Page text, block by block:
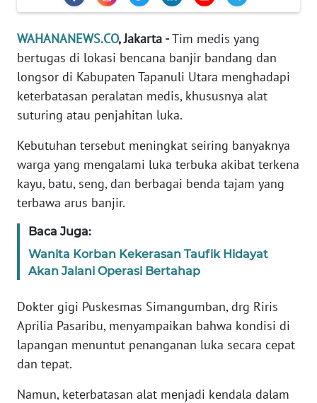
WAHANANEWS.CO, Jakarta -Tim medis yang
bertugas di lokasi bencana banjir bandang dan
longsor di Kabupaten Tapanuli Utara menghadapi
keterbatasan peralatan medis, khususnya alat
suturing atau penjahitan luka.
Kebutuhan tersebut meningkat seiring banyaknya
warga yang mengalami luka terbuka akibat terkena
kayu, batu, seng, dan berbagai benda tajam yang
terbawa arus banjir.
Baca Juga:
Wanita Korban Kekerasan Taufik Hidayat
Akan Jalani Operasi Bertahap
Dokter gigi Puskesmas Simangumban, drg Riris
Aprilia Pasaribu, menyampaikan bahwa kondisi di
lapangan menuntut penanganan luka secara cepat
dan tepat.
Namun, keterbatasan alat menjadi kendala dalam
INDEKS
KONTAK
KAMI
INFO
TENTANG
KAMI
MEDIA
SIBER
REDAKSI
KARIR
DISCLAIMER